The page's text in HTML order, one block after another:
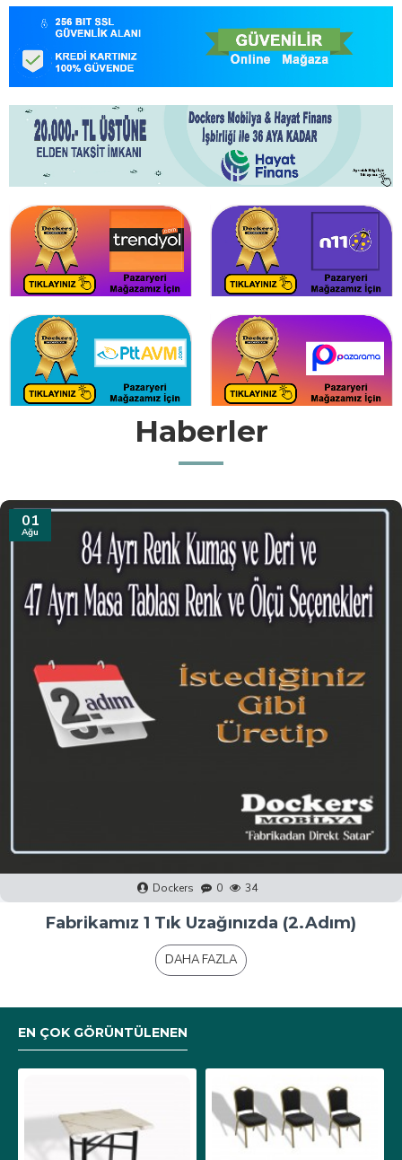
Haberler
31
Tem
Dockers 0 40
Fabrikamız 1 Tık Uzağınızda (1.Adım)
DAHA FAZLA
EN ÇOK GÖRÜNTÜLENEN